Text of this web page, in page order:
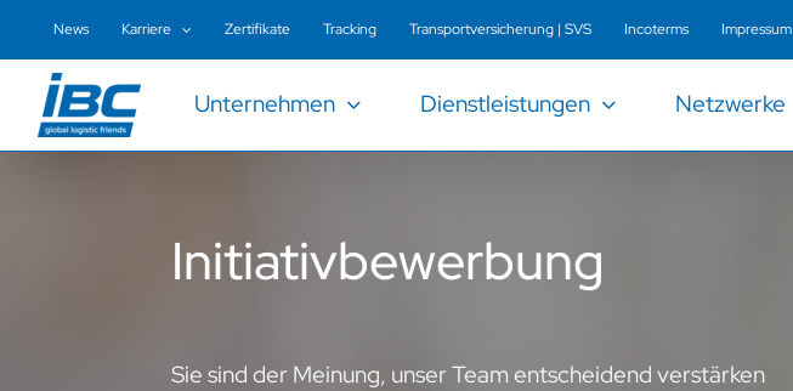
springen
News Karriere Zertifikate Tracking Transportversicherung | SVS Incoterms Impressum
Unternehmen Dienstleistungen Netzwerke
Initiativbewerbung
Sie sind der Meinung, unser Team entscheidend verstärken